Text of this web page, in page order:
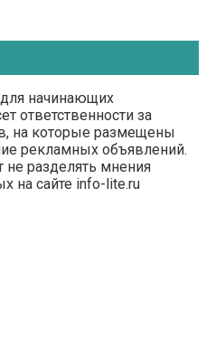
начинающих
ответственности за
на которые размещены
рекламных объявлений.
разделять мнения
на сайте info-lite.ru